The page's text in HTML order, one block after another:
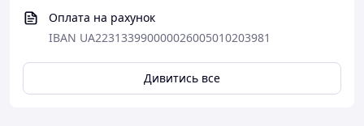
Оплата на рахунок
IBAN UA223133990000026005010203981
Дивитись все